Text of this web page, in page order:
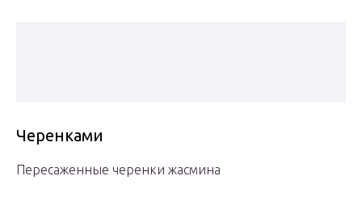
Черенками
Пересаженные черенки жасмина